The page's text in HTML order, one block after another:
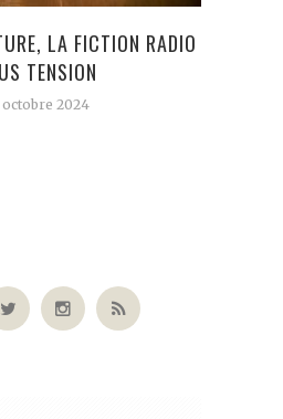
LA FICTION RADIO
TENSION
octobre 2024